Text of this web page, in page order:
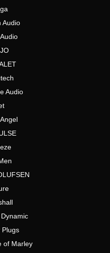
Audio
Audio
Plugs
of Marley